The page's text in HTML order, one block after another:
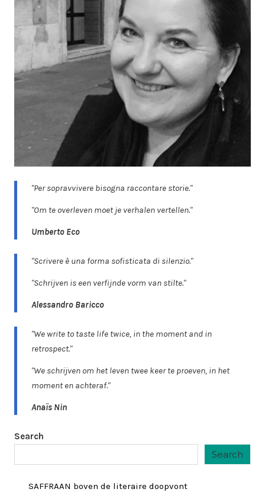
"Per sopravvivere bisogna raccontare storie."
"Om te overleven moet je verhalen vertellen."
Umberto Eco
"Scrivere è una forma sofisticata di silenzio."
"Schrijven is een verfijnde vorm van stilte."
Alessandro Baricco
"We write to taste life twice, in the moment and in
retrospect."
"We schrijven om het leven twee keer te proeven, in het
moment en achteraf."
Anaïs Nin
Search
Search
SAFFRAAN boven de literaire doopvont